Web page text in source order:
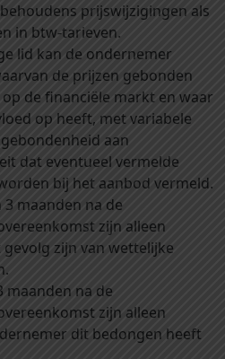
prijswijzigingen als
in btw-tarieven.
lid kan de ondernemer
de prijzen gebonden
de financiële markt en waar
op heeft, met variabele
aan
dat eventueel vermelde
bij het aanbod vermeld.
maanden na de
zijn alleen
zijn van wettelijke
maanden na de
zijn alleen
dit bedongen heeft